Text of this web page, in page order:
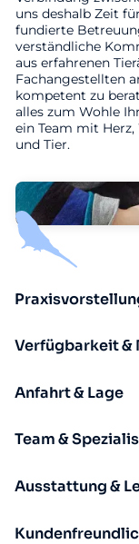
uns deshalb Zeit
fundierte
verständliche
aus erfahrenen
Fachangestellten
kompetent zu
alles zum Wohle
ein Team mit
und Tier.
Verfügbarkeit &
Anfahrt & Lage
Team &
Ausstattung &